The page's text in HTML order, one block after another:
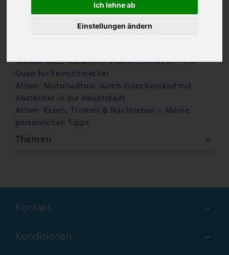
Ich lehne ab
Einstellungen ändern
Warum Ouzo Kazanisto anders schmeckt – ein
Ouzo für Feinschmecker
Athen: Motorradtour durch Griechenland mit
Abstecher in die Hauptstadt
Athen: Essen, Trinken & Nachtleben – Meine
persönlichen Tipps
Themen
Kontakt
Konditionen